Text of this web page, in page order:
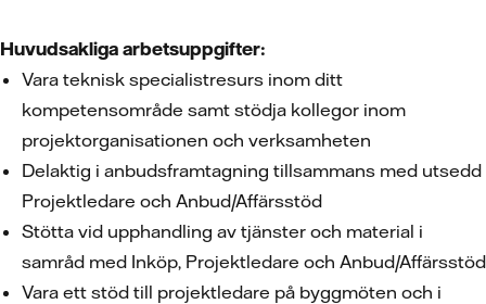
Huvudsakliga arbetsuppgifter:
Vara teknisk specialistresurs inom ditt
kompetensområde samt stödja kollegor inom
projektorganisationen och verksamheten
Delaktig i anbudsframtagning tillsammans med utsedd
Projektledare och Anbud/Affärsstöd
Stötta vid upphandling av tjänster och material i
samråd med Inköp, Projektledare och Anbud/Affärsstöd
Vara ett stöd till projektledare på byggmöten och i